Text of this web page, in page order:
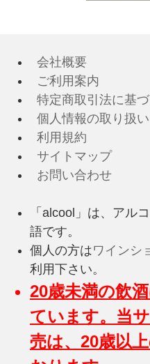
会社概要
ご利用案内
特定商取引法に基
個人情報の取り扱
利用規約
サイトマップ
お問い合わせ
「alcool」は、アル
語です。
個人の方はワインシ
利用下さい。
20歳未満の飲
ています。当
売は、20歳以